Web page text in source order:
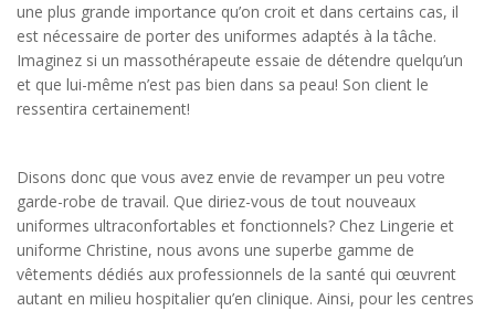
une plus grande importance qu’on croit et dans certains cas, il
est nécessaire de porter des uniformes adaptés à la tâche.
Imaginez si un massothérapeute essaie de détendre quelqu’un
et que lui-même n’est pas bien dans sa peau! Son client le
ressentira certainement!
Disons donc que vous avez envie de revamper un peu votre
garde-robe de travail. Que diriez-vous de tout nouveaux
uniformes ultraconfortables et fonctionnels? Chez Lingerie et
uniforme Christine, nous avons une superbe gamme de
vêtements dédiés aux professionnels de la santé qui œuvrent
autant en milieu hospitalier qu’en clinique. Ainsi, pour les centres